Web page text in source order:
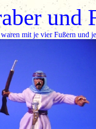
und
mit je vier Fußern und